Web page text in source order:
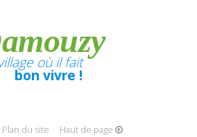
où il fait
bon vivre !
Plan du site Haut de page